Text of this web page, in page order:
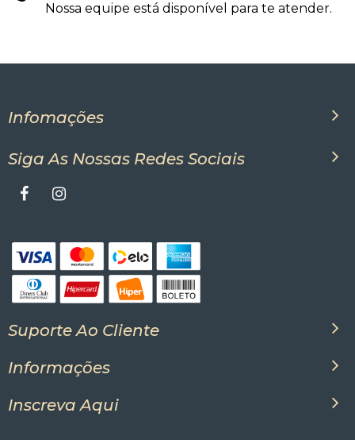
Nossa equipe está disponível para te atender.
Infomações
Siga As Nossas Redes Sociais
Suporte Ao Cliente
Informações
Inscreva Aqui